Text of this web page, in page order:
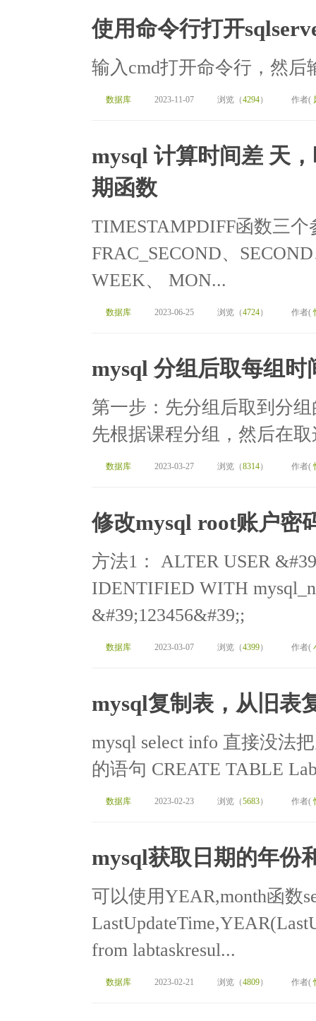
使用命令行打开
输入cmd打开命令行，然后
数据库 2023-11-07 浏览（4294） 作者(
mysql 计算时间差 天
期函数
TIMESTAMPDIFF函数三
FRAC_SECOND、
WEEK、 MON...
数据库 2023-06-25 浏览（4724） 作者(
mysql 分组后取每组时
第一步：先分组后取到分
先根据课程分组，然后在
数据库 2023-03-27 浏览（8314） 作者(
修改mysql root账户密
方法1： ALTER USER
IDENTIFIED WITH
&#39;123456&#39;;
数据库 2023-03-07 浏览（4399） 作者(
mysql复制表，从旧表
mysql select info 直接没法
的语句 CREATE TABLE
数据库 2023-02-23 浏览（5683） 作者(
mysql获取日期的年份
可以使用YEAR,month函数
from labtaskresul...
数据库 2023-02-21 浏览（4809） 作者(